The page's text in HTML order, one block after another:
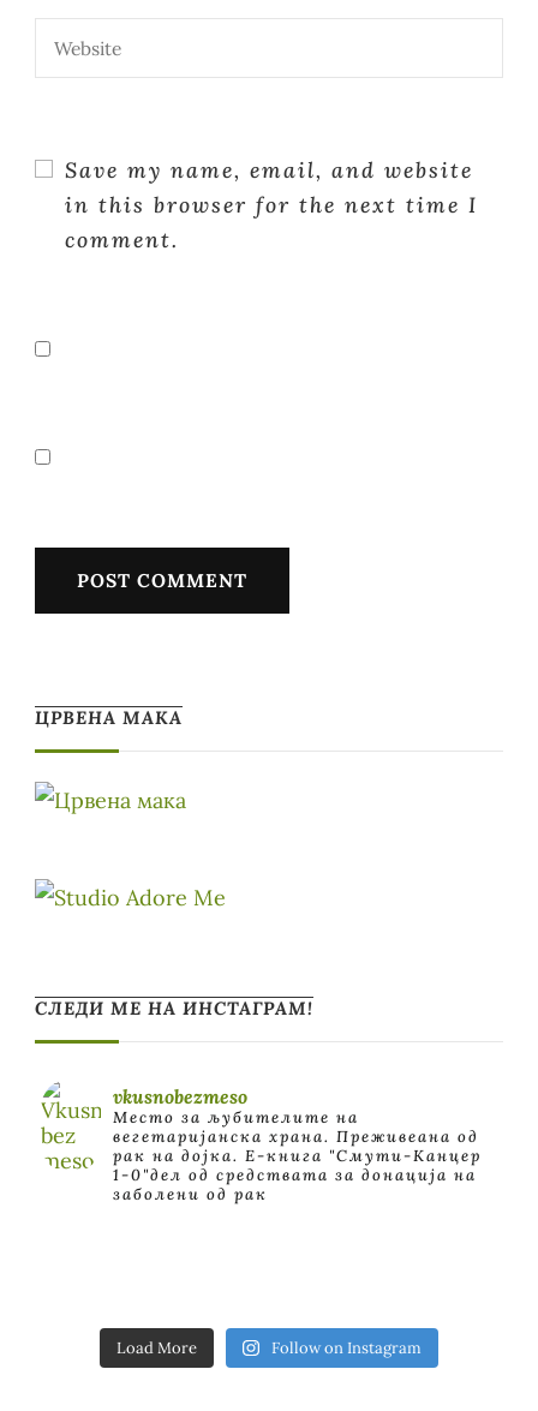
Save my name, email, and website
in this browser for the next time I
comment.
ЦРВЕНА МАКА
СЛЕДИ МЕ НА ИНСТАГРАМ!
vkusnobezmeso
Место за љубителите на
вегетаријанска храна. Преживеана од
рак на дојка. E-книга "Смути-Канцер
1-0"дел од средствата за донација на
заболени од рак
Load More Follow on Instagram